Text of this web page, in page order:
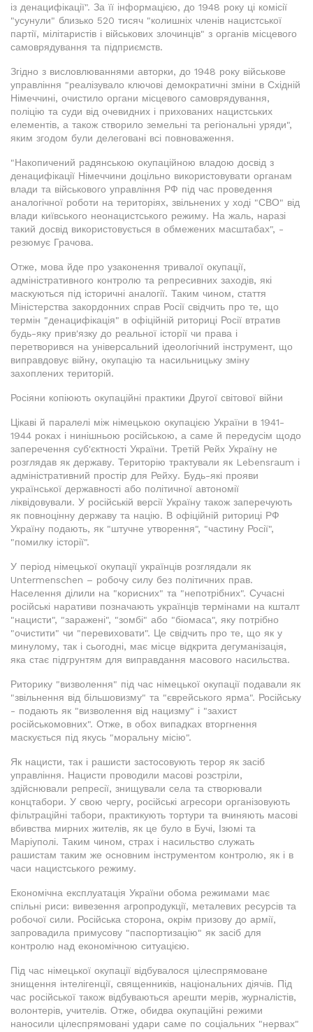
із денацифікації". За її інформацією, до 1948 року ці комісії
"усунули" близько 520 тисяч "колишніх членів нацистської
партії, мілітаристів і військових злочинців" з органів місцевого
самоврядування та підприємств.
Згідно з висловлюваннями авторки, до 1948 року військове
управління "реалізувало ключові демократичні зміни в Східній
Німеччині, очистило органи місцевого самоврядування,
поліцію та суди від очевидних і прихованих нацистських
елементів, а також створило земельні та регіональні уряди",
яким згодом були делеговані всі повноваження.
"Накопичений радянською окупаційною владою досвід з
денацифікації Німеччини доцільно використовувати органам
влади та військового управління РФ під час проведення
аналогічної роботи на територіях, звільнених у ході "СВО" від
влади київського неонацистського режиму. На жаль, наразі
такий досвід використовується в обмежених масштабах", -
резюмує Грачова.
Отже, мова йде про узаконення тривалої окупації,
адміністративного контролю та репресивних заходів, які
маскуються під історичні аналогії. Таким чином, стаття
Міністерства закордонних справ Росії свідчить про те, що
термін "денацифікація" в офіційній риториці Росії втратив
будь-яку прив'язку до реальної історії чи права і
перетворився на універсальний ідеологічний інструмент, що
виправдовує війну, окупацію та насильницьку зміну
захоплених територій.
Росіяни копіюють окупаційні практики Другої світової війни
Цікаві й паралелі між німецькою окупацією України в 1941-
1944 роках і нинішньою російською, а саме й передусім щодо
заперечення суб'єктності України. Третій Рейх Україну не
розглядав як державу. Територію трактували як Lebensraum і
адміністративний простір для Рейху. Будь-які прояви
української державності або політичної автономії
ліквідовували. У російській версії Україну також заперечують
як повноцінну державу та націю. В офіційній риториці РФ
Україну подають, як "штучне утворення", "частину Росії",
"помилку історії".
У період німецької окупації українців розглядали як
Untermenschen – робочу силу без політичних прав.
Населення ділили на "корисних" та "непотрібних". Сучасні
російські наративи позначають українців термінами на кшталт
"нацисти", "заражені", "зомбі" або "біомаса", яку потрібно
"очистити" чи "перевиховати". Це свідчить про те, що як у
минулому, так і сьогодні, має місце відкрита дегуманізація,
яка стає підгрунтям для виправдання масового насильства.
Риторику "визволення" під час німецької окупації подавали як
"звільнення від більшовизму" та "єврейського ярма". Російську
- подають як "визволення від нацизму" і "захист
російськомовних". Отже, в обох випадках вторгнення
маскується під якусь "моральну місію".
Як нацисти, так і рашисти застосовують терор як засіб
управління. Нацисти проводили масові розстріли,
здійснювали репресії, знищували села та створювали
концтабори. У свою чергу, російські агресори організовують
фільтраційні табори, практикують тортури та вчиняють масові
вбивства мирних жителів, як це було в Бучі, Ізюмі та
Маріуполі. Таким чином, страх і насильство служать
рашистам таким же основним інструментом контролю, як і в
часи нацистського режиму.
Економічна експлуатація України обома режимами має
спільні риси: вивезення агропродукції, металевих ресурсів та
робочої сили. Російська сторона, окрім призову до армії,
запровадила примусову "паспортизацію" як засіб для
контролю над економічною ситуацією.
Під час німецької окупації відбувалося цілеспрямоване
знищення інтелігенції, священників, національних діячів. Під
час російської також відбуваються арешти мерів, журналістів,
волонтерів, учителів. Отже, обидва окупаційні режими
наносили цілеспрямовані удари саме по соціальних "нервах"